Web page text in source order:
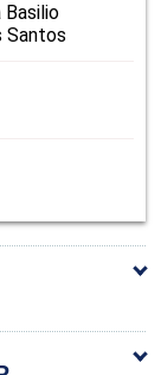
Basilio
Santos